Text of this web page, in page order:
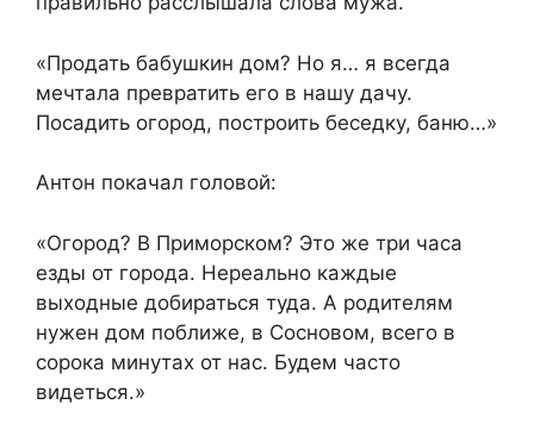
«Продать бабушкин дом? Но я… я всегда
мечтала превратить его в нашу дачу.
Посадить огород, построить беседку, баню…»
Антон покачал головой:
«Огород? В Приморском? Это же три часа
езды от города. Нереально каждые
выходные добираться туда. А родителям
нужен дом поближе, в Сосновом, всего в
сорока минутах от нас. Будем часто
видеться.»